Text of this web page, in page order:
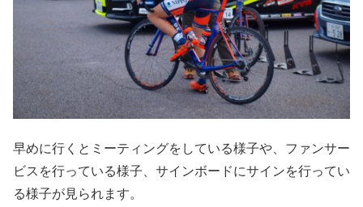
早めに行くとミーティングをしている様子や、ファンサー
ビスを行っている様子、サインボードにサインを行ってい
る様子が見られます。